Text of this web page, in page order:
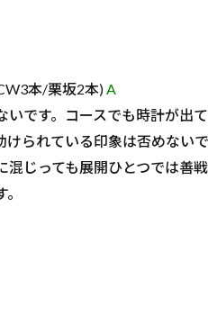
本/栗坂2本)A
いです。コースでも時計が出
けられている印象は否めない
混じっても展開ひとつでは善